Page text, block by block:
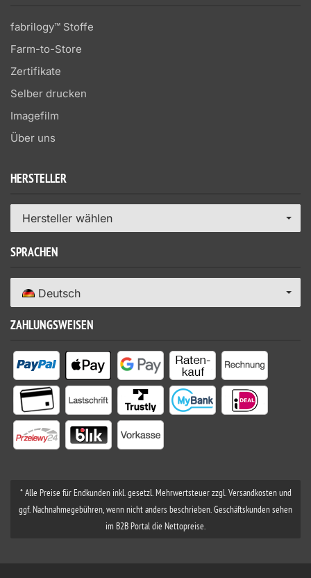
fabrilogy™ Stoffe
Farm-to-Store
Zertifikate
Selber drucken
Imagefilm
Über uns
HERSTELLER
Hersteller wählen
SPRACHEN
Deutsch
ZAHLUNGSWEISEN
* Alle Preise für Endkunden inkl. gesetzl. Mehrwertsteuer zzgl. Versandkosten und
ggf. Nachnahmegebühren, wenn nicht anders beschrieben. Geschäftskunden sehen
im B2B Portal die Nettopreise.